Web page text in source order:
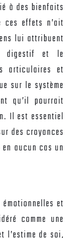
à des bienfaits
ces effets n’ait
lui attribuent
digestif et le
articulaires et
sur le système
qu’il pourrait
Il est essentiel
des croyances
aucun cas un
et
comme une